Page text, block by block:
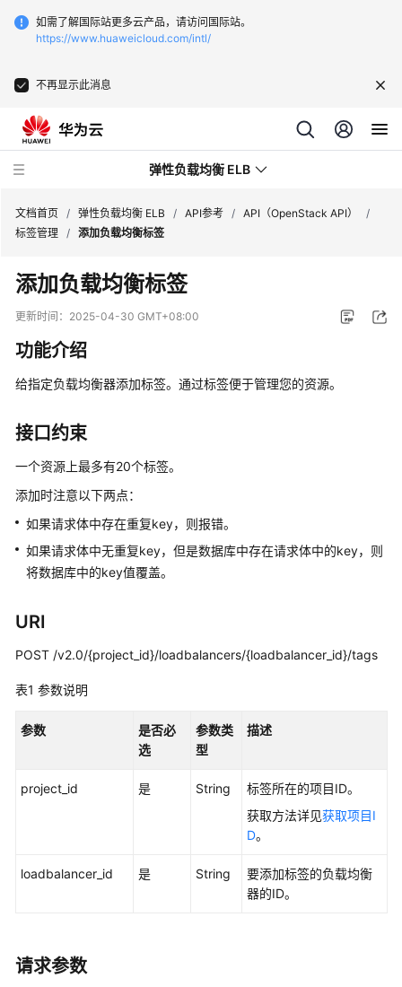
如需了解国际站更多云产品，请访问国际站。
https://www.huaweicloud.com/intl/
不再显示此消息
弹性负载均衡 ELB
最
新
动
品
绍
计
费
明
快
门
户
南
佳
API
使
用
文档首页 / 弹性负载均衡 ELB / API参考 / API（OpenStack API）
/
标签管理 / 添加负载均衡标签
添加负载均衡标签
更新时间： 2025-04-30 GMT+08:00
功能介绍
给指定负载均衡器添加标签。通过标签便于管理您的资源。
接口约束
一个资源上最多有20个标签。
添加时注意以下两点：
如果请求体中存在重复key，则报错。
如果请求体中无重复key，但是数据库中存在请求体中的key，则
将数据库中的key值覆盖。
URI
POST /v2.0/{project_id}/loadbalancers/{loadbalancer_id}/tags
表1 参数说明
参数
是否必
选
参数类
型
描述
project_id 是 String
标签所在的项目ID。
获取方法详见获取项目I
D。
loadbalancer_id 是 String
要添加标签的负载均衡
器的ID。
请求参数